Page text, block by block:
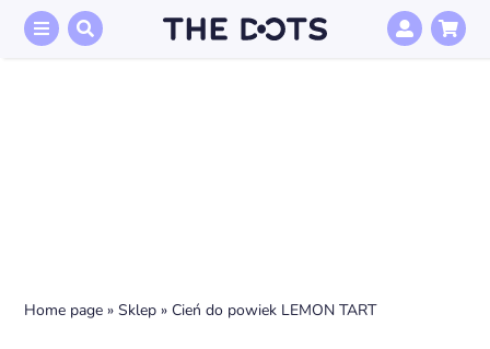
Przejdź
Home page »Sklep » Cień do powiek LEMON TART